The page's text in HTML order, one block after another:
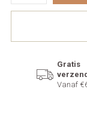
Gratis
Vanaf